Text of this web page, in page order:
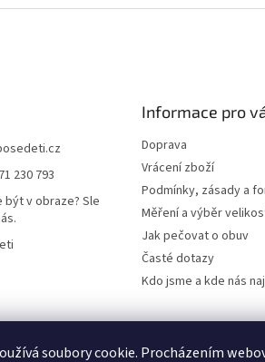
soubory cookie. Procházením
230 793
být v obraze? Sle
Informace pro
Doprava
Vrácení zboží
Podmínky, zásady a
Měření a výběr
Jak pečovat o obuv
Časté dotazy
Kdo jsme a kde nás